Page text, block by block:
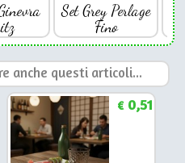
Set Grey Perlage
Fino
anche questi articoli...
€0,51